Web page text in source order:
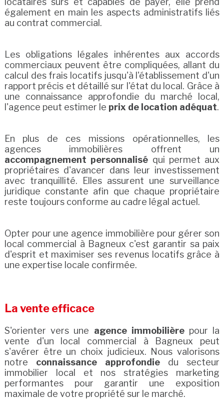
également en main les aspects administratifs liés
au contrat commercial.
Les obligations légales inhérentes aux accords
commerciaux peuvent être compliquées, allant du
calcul des frais locatifs jusqu'à l'établissement d'un
rapport précis et détaillé sur l'état du local. Grâce à
une connaissance approfondie du marché local,
l'agence peut estimer le prix de location adéquat.
En plus de ces missions opérationnelles, les
agences immobilières offrent un
accompagnement personnalisé qui permet aux
propriétaires d'avancer dans leur investissement
avec tranquillité. Elles assurent une surveillance
juridique constante afin que chaque propriétaire
reste toujours conforme au cadre légal actuel.
Opter pour une agence immobilière pour gérer son
local commercial à Bagneux c'est garantir sa paix
d'esprit et maximiser ses revenus locatifs grâce à
une expertise locale confirmée.
La vente efficace
S'orienter vers une agence immobilièrepour la
vente d'un local commercial à Bagneux peut
s'avérer être un choix judicieux. Nous valorisons
notre connaissance approfondie du secteur
immobilier local et nos stratégies marketing
performantes pour garantir une exposition
maximale de votre propriété sur le marché.